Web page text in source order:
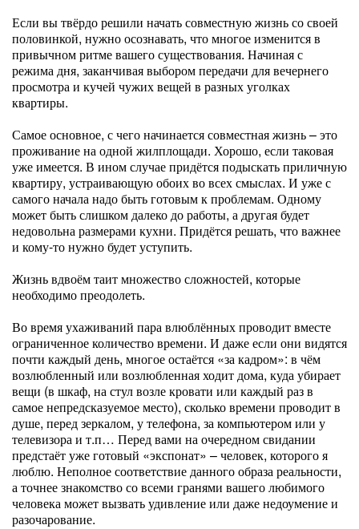
Если вы твёрдо решили начать совместную жизнь со своей
половинкой, нужно осознавать, что многое изменится в
привычном ритме вашего существования. Начиная с
режима дня, заканчивая выбором передачи для вечернего
просмотра и кучей чужих вещей в разных уголках
квартиры.
Самое основное, с чего начинается совместная жизнь – это
проживание на одной жилплощади. Хорошо, если таковая
уже имеется. В ином случае придётся подыскать приличную
квартиру, устраивающую обоих во всех смыслах. И уже с
самого начала надо быть готовым к проблемам. Одному
может быть слишком далеко до работы, а другая будет
недовольна размерами кухни. Придётся решать, что важнее
и кому-то нужно будет уступить.
Жизнь вдвоём таит множество сложностей, которые
необходимо преодолеть.
Во время ухаживаний пара влюблённых проводит вместе
ограниченное количество времени. И даже если они видятся
почти каждый день, многое остаётся «за кадром»: в чём
возлюбленный или возлюбленная ходит дома, куда убирает
вещи (в шкаф, на стул возле кровати или каждый раз в
самое непредсказуемое место), сколько времени проводит в
душе, перед зеркалом, у телефона, за компьютером или у
телевизора и т.п… Перед вами на очередном свидании
предстаёт уже готовый «экспонат» – человек, которого я
люблю. Неполное соответствие данного образа реальности,
а точнее знакомство со всеми гранями вашего любимого
человека может вызвать удивление или даже недоумение и
разочарование.